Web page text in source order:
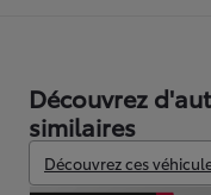
Découvrez
similaires
Découvrez ces